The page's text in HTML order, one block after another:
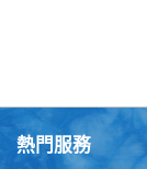
熱門服務